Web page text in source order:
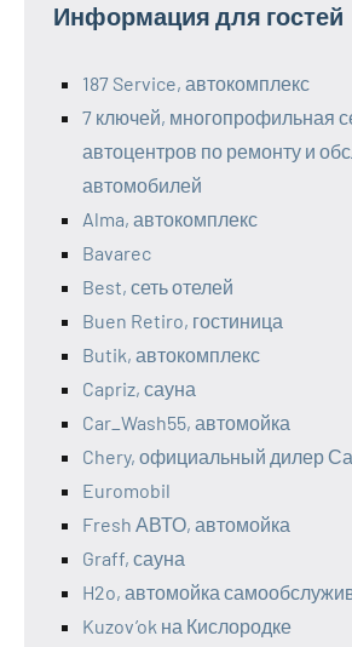
Информация для гостей
187 Service, автокомплекс
7 ключей, многопрофильная
автоцентров по ремонту и
автомобилей
Alma, автокомплекс
Bavarec
Best, сеть отелей
Buen Retiro, гостиница
Butik, автокомплекс
Capriz, сауна
Car_Wash55, автомойка
Chery, официальный дилер
Euromobil
Fresh АВТО, автомойка
Graff, сауна
H2o, автомойка
Kuzov’ok на Кислородке